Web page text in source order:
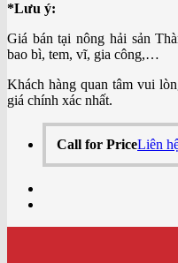
*Lưu ý:
Giá bán tại nông hải sản
bao bì, tem, vĩ, gia công,…
Khách hàng quan tâm vui
giá chính xác nhất.
Call for PriceLiên